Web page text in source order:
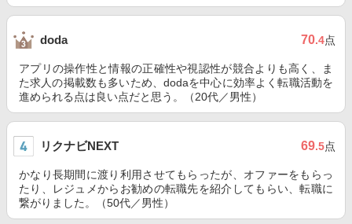
doda 70.4点
アプリの操作性と情報の正確性や視認性が競合よりも高く、ま
た求人の掲載数も多いため、dodaを中心に効率よく転職活動を
進められる点は良い点だと思う。（20代／男性）
リクナビNEXT 69.5点
かなり長期間に渡り利用させてもらったが、オファーをもらっ
たり、レジュメからお勧めの転職先を紹介してもらい、転職に
繋がりました。（50代／男性）